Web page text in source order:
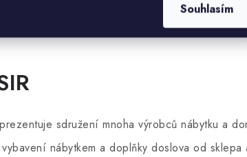
Souhlasím
sdružení mnoha výrobců nábytku a
nábytkem a doplňky doslova od